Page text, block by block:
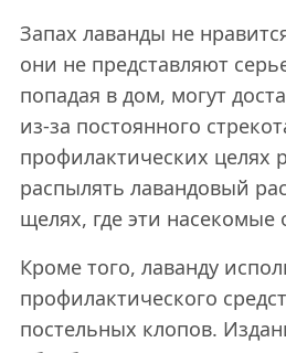
Запах лаванды не
они не представляют
попадая в дом, могут
из-за постоянного
профилактических целях
распылять лавандовый
щелях, где эти насекомые
Кроме того, лаванду
профилактического
постельных клопов.